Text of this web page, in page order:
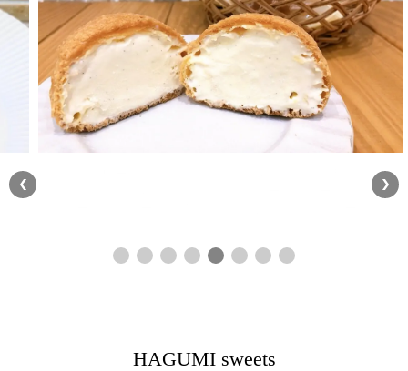
2024/11/16
★2024年Xmasケーキご予約開始のお知らせ★
せん♪ 満足感たっぷり♬のシューアイスますます暑く